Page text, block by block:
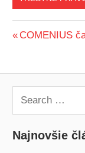
článku
Previous
COMENIUS
Search
for:
Najnovšie